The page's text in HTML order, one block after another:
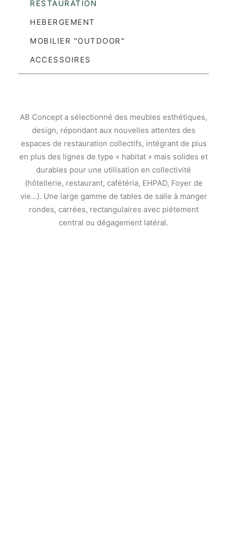
RESTAURATION
HEBERGEMENT
MOBILIER "OUTDOOR"
ACCESSOIRES
AB Concept a sélectionné des meubles esthétiques,
design, répondant aux nouvelles attentes des
espaces de restauration collectifs, intégrant de plus
en plus des lignes de type « habitat » mais solides et
durables pour une utilisation en collectivité
(hôtellerie, restaurant, cafétéria, EHPAD, Foyer de
vie…). Une large gamme de tables de salle à manger
rondes, carrées, rectangulaires avec piétement
central ou dégagement latéral.